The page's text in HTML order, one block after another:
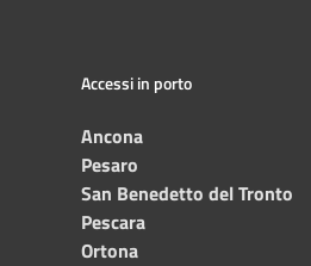
Accessi in porto
Ancona
Pesaro
San Benedetto del Tronto
Pescara
Ortona